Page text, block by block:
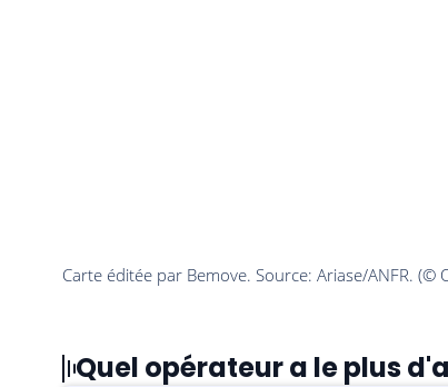
Quel opérateur a le plus